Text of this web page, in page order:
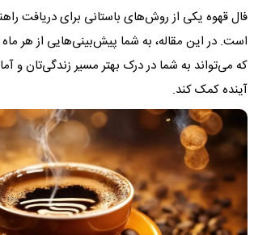
فال قهوه یکی از روش‌های باستانی برای دریافت
است. در این مقاله، به شما پیش‌بینی‌هایی از هر
که می‌تواند به شما در درک بهتر مسیر زندگی‌تان و
آینده کمک کند.